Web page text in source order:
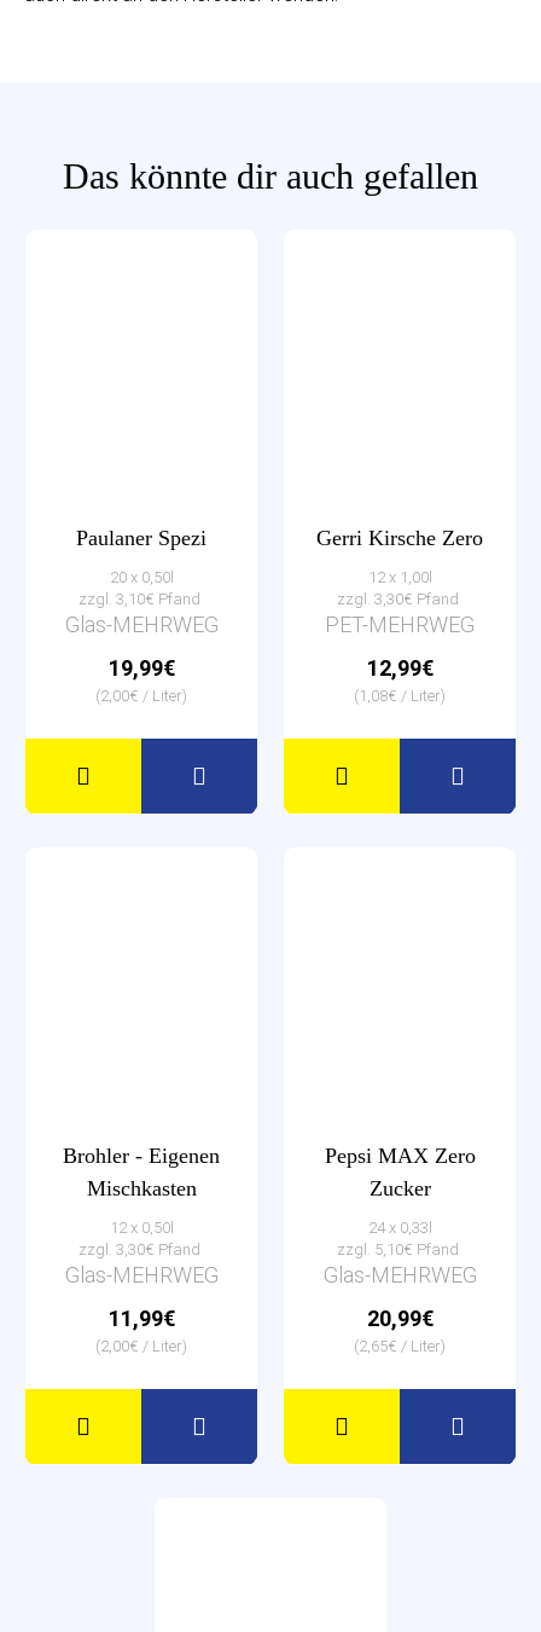
Das könnte dir auch gefallen
Paulaner Spezi
20 x 0,50l
zzgl. 3,10€ Pfand
Glas-MEHRWEG
19,99€
(2,00€ / Liter)
Gerri Kirsche Zero
12 x 1,00l
zzgl. 3,30€ Pfand
PET-MEHRWEG
12,99€
(1,08€ / Liter)
Brohler - Eigenen
Mischkasten
12 x 0,50l
zzgl. 3,30€ Pfand
Glas-MEHRWEG
11,99€
(2,00€ / Liter)
Pepsi MAX Zero
Zucker
24 x 0,33l
zzgl. 5,10€ Pfand
Glas-MEHRWEG
20,99€
(2,65€ / Liter)